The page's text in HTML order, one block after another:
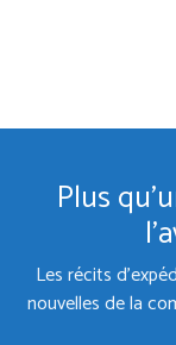
Plus
Les récits
nouvelles de la